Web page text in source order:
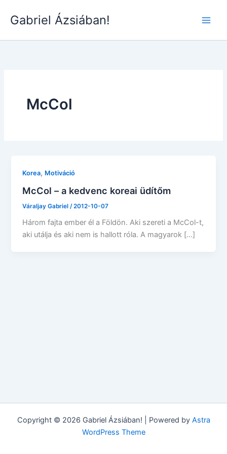
Gabriel Ázsiában!
McCol
Korea, Motiváció
McCol – a kedvenc koreai üdítőm
Váraljay Gabriel /2012-10-07
Három fajta ember él a Földön. Aki szereti a McCol-t,
aki utálja és aki nem is hallott róla. A magyarok […]
Copyright © 2026 Gabriel Ázsiában! | Powered by Astra
WordPress Theme